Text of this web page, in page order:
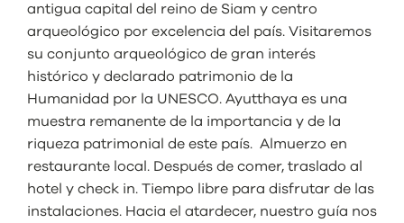
antigua capital del reino de Siam y centro
arqueológico por excelencia del país. Visitaremos
su conjunto arqueológico de gran interés
histórico y declarado patrimonio de la
Humanidad por la UNESCO. Ayutthaya es una
muestra remanente de la importancia y de la
riqueza patrimonial de este país. Almuerzo en
restaurante local. Después de comer, traslado al
hotel y check in. Tiempo libre para disfrutar de las
instalaciones. Hacia el atardecer, nuestro guía nos